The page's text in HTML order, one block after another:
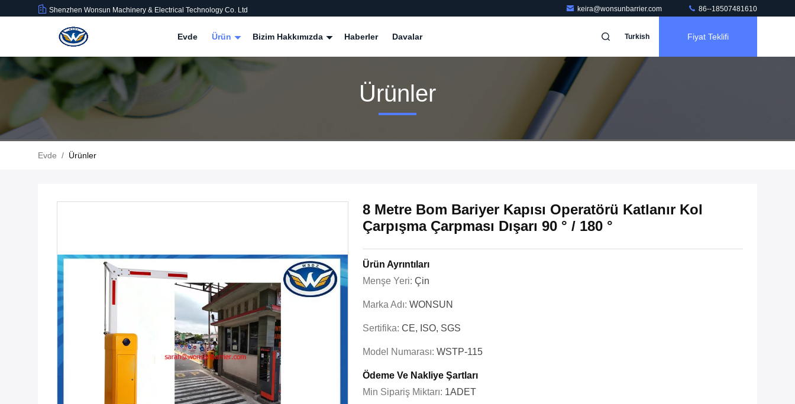
Shenzhen Wonsun Machinery & Electrical Technology Co. Ltd keira@wonsunbarrier.com 86--18507481610
Evde Ürün Bizim Hakkımızda Haberler Davalar Turkish Fiyat Teklifi
Ürünler
Evde / Ürünler
8 Metre Bom Bariyer Kapısı Operatörü Katlanır Kol
Çarpışma Çarpması Dışarı 90 ° / 180 °
Ürün Ayrıntıları
Menşe Yeri: Çin
Marka Adı: WONSUN
Sertifika: CE, ISO, SGS
Model Numarası: WSTP-115
Ödeme Ve Nakliye Şartları
Min Sipariş Miktarı: 1ADET